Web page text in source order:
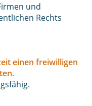
und
Rechts
einen freiwilligen